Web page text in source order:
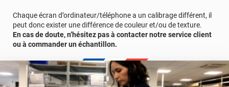
Chaque écran d’ordinateur/téléphone a un calibrage différent, il
peut donc exister une différence de couleur et/ou de texture.
En cas de doute, n’hésitez pas à contacter notre service client
ou à commander un échantillon.